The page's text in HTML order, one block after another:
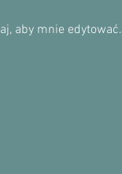
aby mnie edytować.